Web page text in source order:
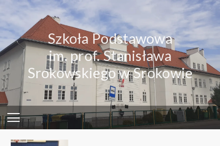
content
Szkoła Podstawowa
im. prof. Stanisława
Srokowskiego w Srokowie